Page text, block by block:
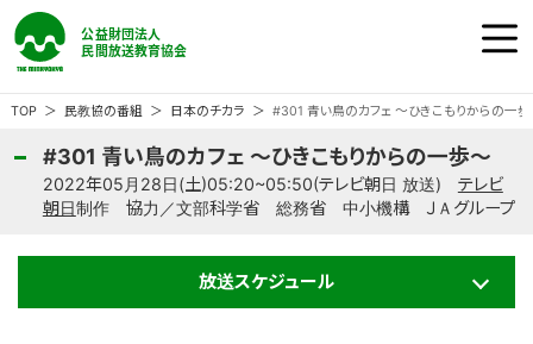
ホーム
民教協の『番組』
TOP 民教協の番組 日本のチカラ #301 青い鳥のカフェ ～ひきこもりからの一
#301 青い鳥のカフェ ～ひきこもりからの一歩～
2022年05月28日(土)05:20~05:50(テレビ朝日 放送) テレビ
朝日制作 協力／文部科学省 総務省 中小機構 ＪＡグループ
放送スケジュール